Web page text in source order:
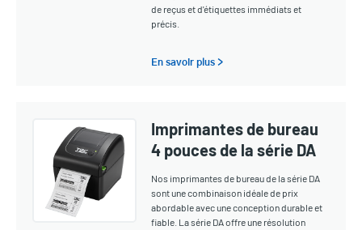
de reçus et d'étiquettes immédiats et
précis.
En savoir plus >
Imprimantes de bureau
4 pouces de la série DA
Nos imprimantes de bureau de la série DA
sont une combinaison idéale de prix
abordable avec une conception durable et
fiable. La série DA offre une résolution